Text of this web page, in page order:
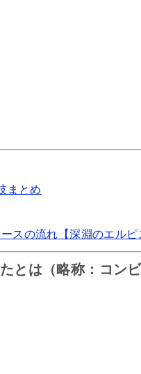
くべき？（私のコンビニが美少女
女の避難所になったとは ルーナの
まとめ️
スの流れ【深淵のエルピ
とは（略称：コンビ